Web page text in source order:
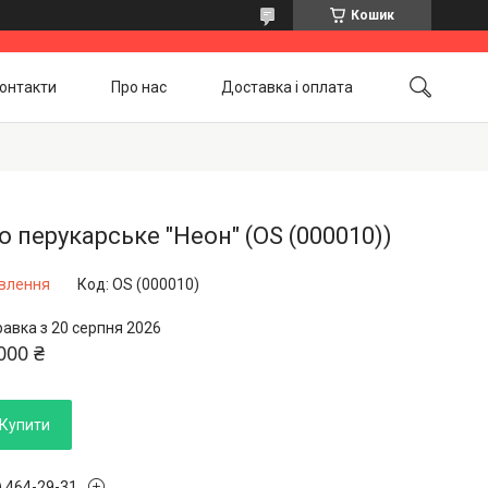
Кошик
Про нас Доставка і оплата
перукарське "Неон" (OS (000010))
Код: OS (000010)
з 20 серпня 2026
₴
Купити